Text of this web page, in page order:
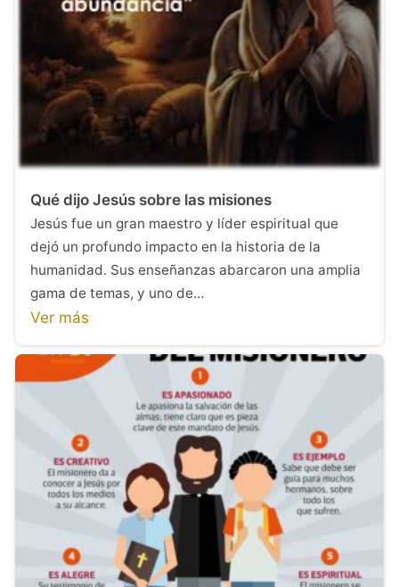
Qué dijo Jesús sobre las misiones
Jesús fue un gran maestro y líder espiritual que
dejó un profundo impacto en la historia de la
humanidad. Sus enseñanzas abarcaron una amplia
gama de temas, y uno de…
Ver más